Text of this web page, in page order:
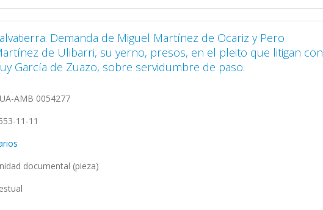
Demanda de Miguel Martínez de Ocariz y Pero
de Ulibarri, su yerno, presos, en el pleito que litigan con
García de Zuazo, sobre servidumbre de paso.
AMB 0054277
11-11
documental (pieza)